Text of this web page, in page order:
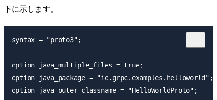
下に示します。
syntax = "proto3";
option java_multiple_files = true;
option java_package = "io.grpc.examples.helloworld";
option java_outer_classname = "HelloWorldProto";